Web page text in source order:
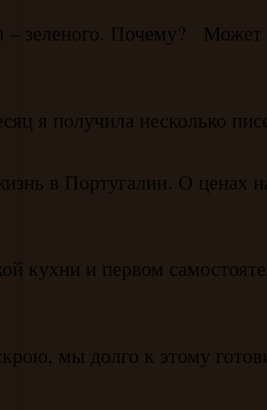
– зеленого. Почему?
я получила несколько
в Португалии. О ценах
кухни и первом
мы долго к этому